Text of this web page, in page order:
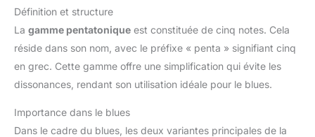
Définition et structure
La gamme pentatonique est constituée de cinq notes. Cela
réside dans son nom, avec le préfixe « penta » signifiant cinq
en grec. Cette gamme offre une simplification qui évite les
dissonances, rendant son utilisation idéale pour le blues.
Importance dans le blues
Dans le cadre du blues, les deux variantes principales de la